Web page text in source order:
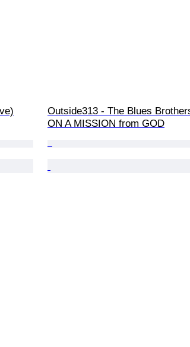
Outside313 - The Blues
ON A MISSION from GOD